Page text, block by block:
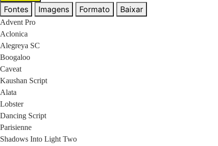
Fontes
Imagens Formato Baixar
Advent Pro
Aclonica
Alegreya SC
Boogaloo
Caveat
Kaushan Script
Alata
Lobster
Dancing Script
Parisienne
Shadows Into Light Two